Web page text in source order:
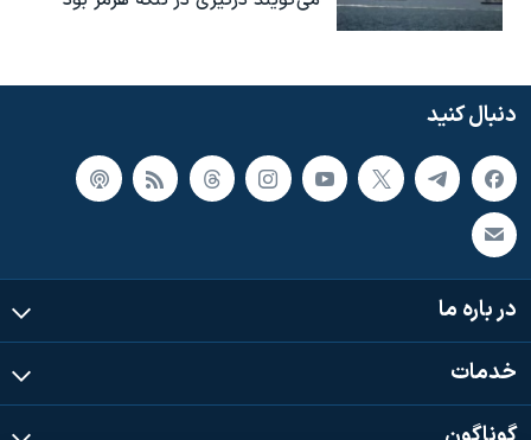
دنبال کنید
در باره ما
خدمات